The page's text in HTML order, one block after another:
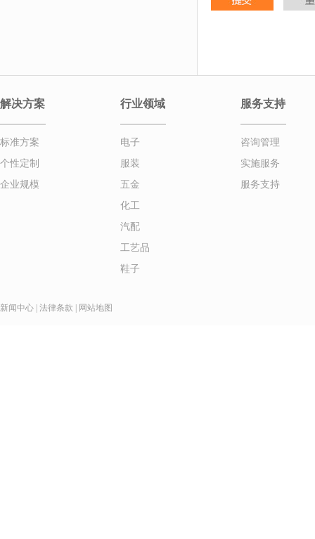
解决方案
标准方案
个性定制
企业规模
行业领域
电子
服装
五金
化工
汽配
工艺品
鞋子
服务支持
咨询管理
实施服务
服务支持
新闻中心 法律条款 网站地图